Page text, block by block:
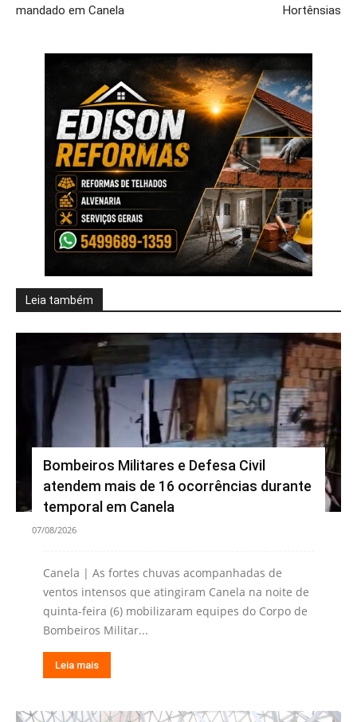
mandado em Canela
Hortênsias
Leia também
Bombeiros Militares e Defesa Civil
atendem mais de 16 ocorrências durante
temporal em Canela
07/08/2026
Canela | As fortes chuvas acompanhadas de
ventos intensos que atingiram Canela na noite de
quinta-feira (6) mobilizaram equipes do Corpo de
Bombeiros Militar...
Leia mais